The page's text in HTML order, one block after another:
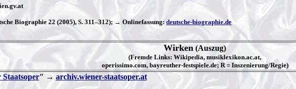
Biographie 22 (2005), S. 311–312); → Onlinefassung:deutsche-biographie.de
Wirken (Auszug)
(Fremde Links: Wikipedia, musiklexikon.ac.at,
operissimo.com, bayreuther-festspiele.de; R = Inszenierung/Regie)
Staatsoper" → archiv.wiener-staatsoper.at